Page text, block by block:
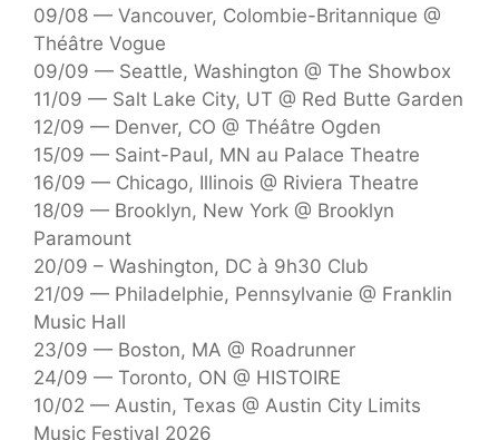
09/08 — Vancouver, Colombie-Britannique @
Théâtre Vogue
09/09 — Seattle, Washington @ The Showbox
11/09 — Salt Lake City, UT @ Red Butte Garden
12/09 — Denver, CO @ Théâtre Ogden
15/09 — Saint-Paul, MN au Palace Theatre
16/09 — Chicago, Illinois @ Riviera Theatre
18/09 — Brooklyn, New York @ Brooklyn
Paramount
20/09 – Washington, DC à 9h30 Club
21/09 — Philadelphie, Pennsylvanie @ Franklin
Music Hall
23/09 — Boston, MA @ Roadrunner
24/09 — Toronto, ON @ HISTOIRE
10/02 — Austin, Texas @ Austin City Limits
Music Festival 2026